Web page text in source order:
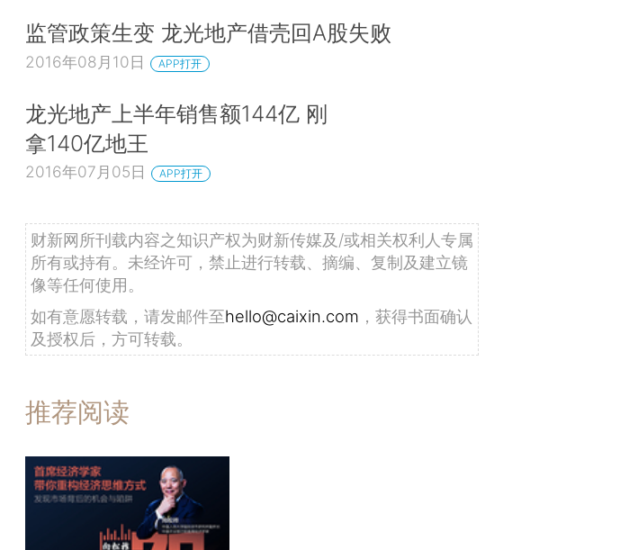
监管政策生变 龙光地产借壳回A股失败
2016年08月10日 APP打开
龙光地产上半年销售额144亿 刚
拿140亿地王
2016年07月05日 APP打开
财新网所刊载内容之知识产权为财新传媒及/或相关权利人专属
所有或持有。未经许可，禁止进行转载、摘编、复制及建立镜
像等任何使用。
如有意愿转载，请发邮件至hello@caixin.com ，获得书面确认
及授权后，方可转载。
推荐阅读